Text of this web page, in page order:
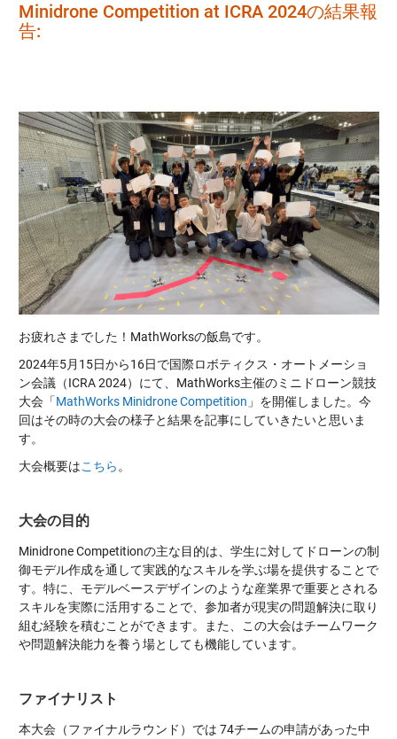
Minidrone Competition at ICRA 2024の結果報
告:
お疲れさまでした！MathWorksの飯島です。
2024年5月15日から16日で国際ロボティクス・オートメーショ
ン会議（ICRA 2024）にて、MathWorks主催のミニドローン競技
大会「MathWorks Minidrone Competition 」を開催しました。今
回はその時の大会の様子と結果を記事にしていきたいと思いま
す。
大会概要はこちら 。
大会の目的
Minidrone Competitionの主な目的は、学生に対してドローンの制
御モデル作成を通して実践的なスキルを学ぶ場を提供することで
す。特に、モデルベースデザインのような産業界で重要とされる
スキルを実際に活用することで、参加者が現実の問題解決に取り
組む経験を積むことができます。また、この大会はチームワーク
や問題解決能力を養う場としても機能しています。
ファイナリスト
本大会（ファイナルラウンド）では 74チームの申請があった中